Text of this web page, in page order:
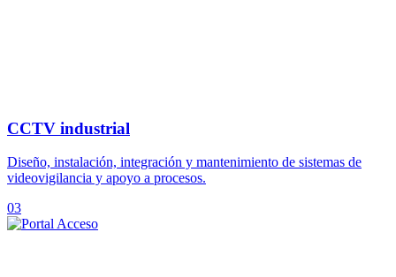
CCTV industrial
Diseño, instalación, integración y mantenimiento de sistemas de
videovigilancia y apoyo a procesos.
03